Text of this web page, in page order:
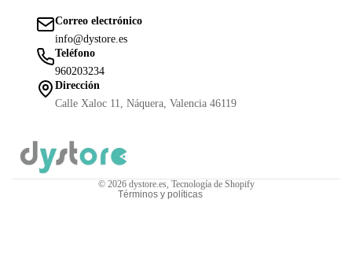
Correo electrónico
info@dystore.es
Teléfono
960203234
Dirección
Calle Xaloc 11, Náquera, Valencia 46119
© 2026 dystore.es, Tecnología de Shopify
Términos y políticas
Política de reembolso
Política de privacidad
Términos del servicio
Información de contacto
Aviso legal